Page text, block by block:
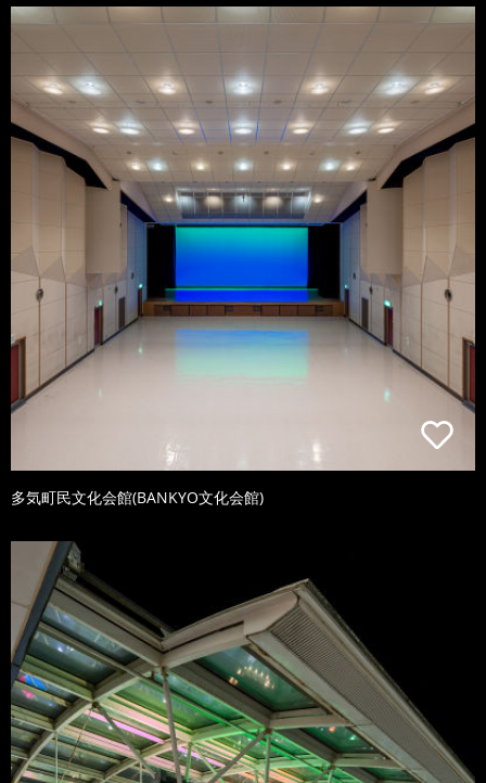
多気町民文化会館(BANKYO文化会館)